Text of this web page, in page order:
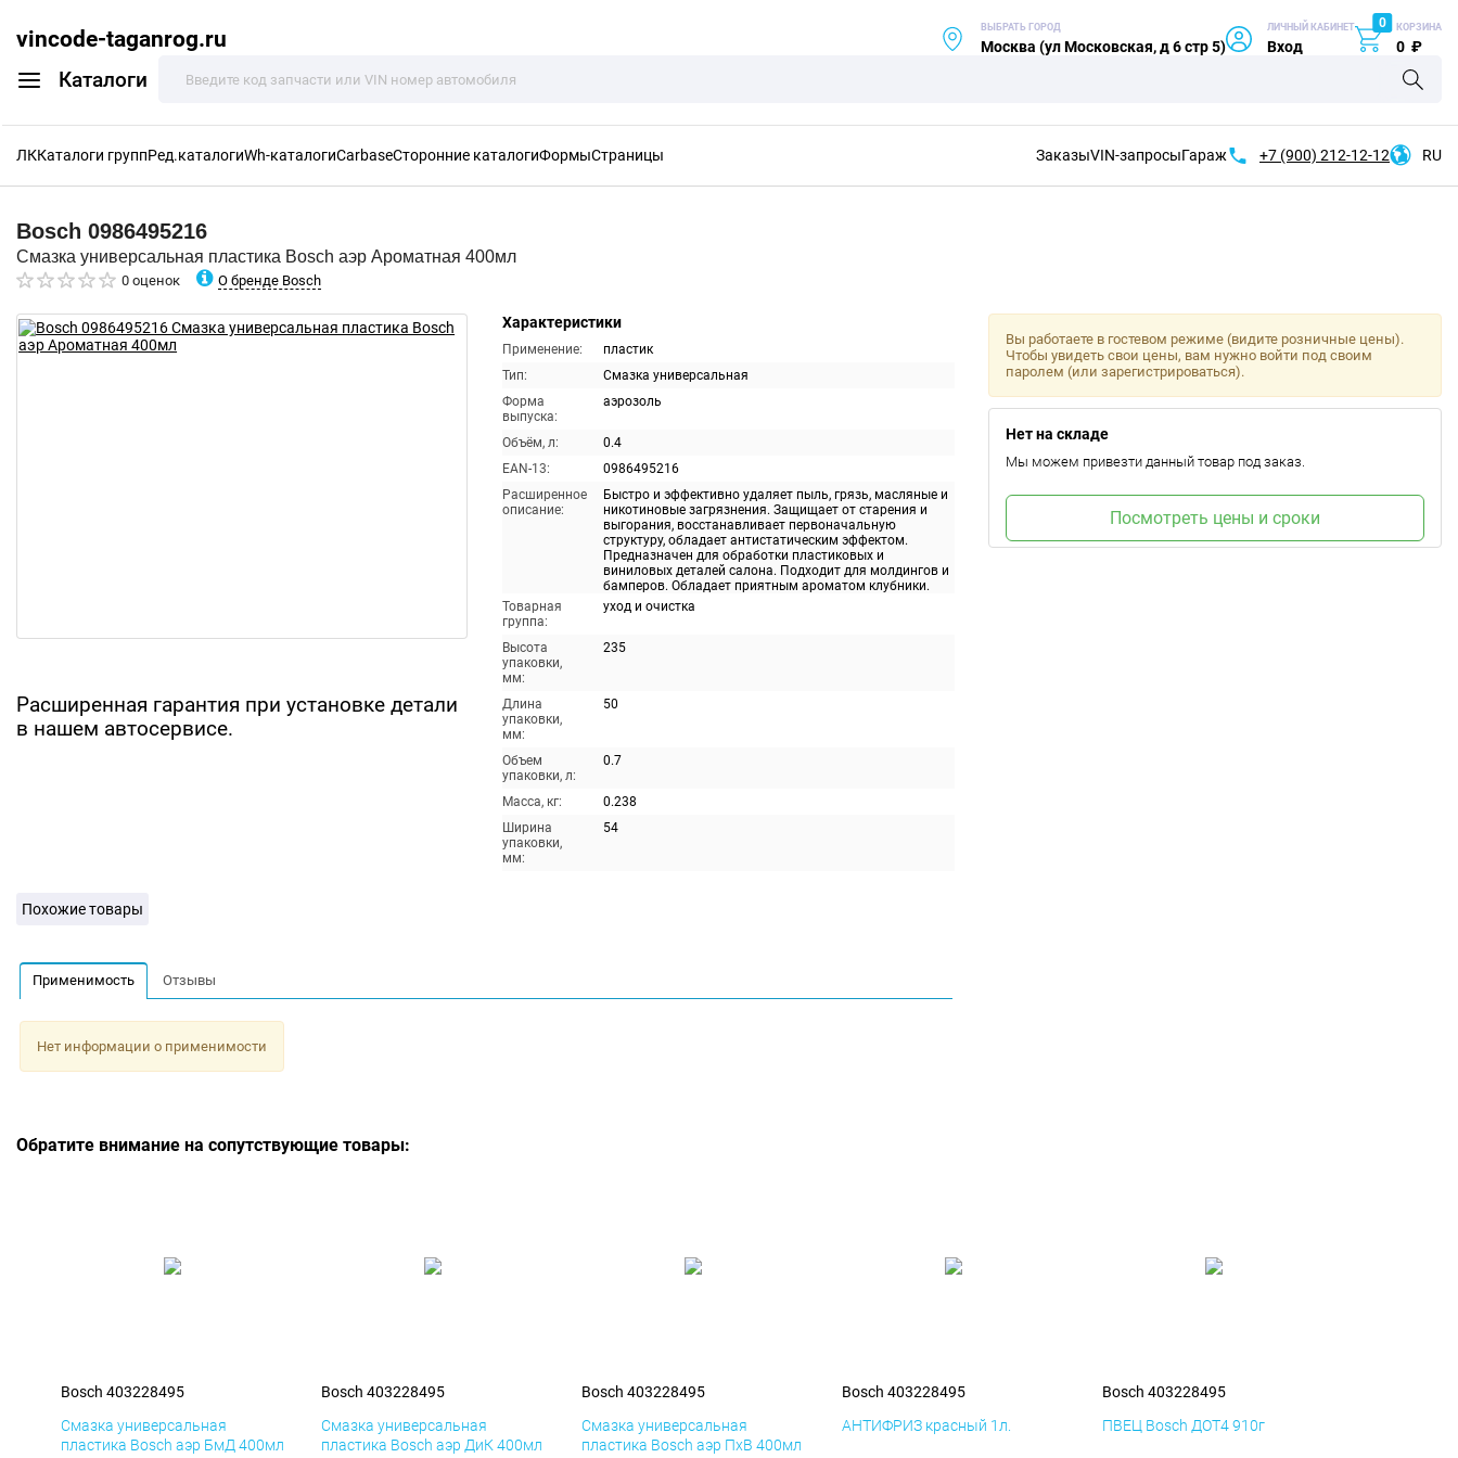
vincode-taganrog.ru
Каталоги
ВЫБРАТЬ ГОРОД
Москва (ул Московская, д 6 стр 5)
ЛИЧНЫЙ КАБИНЕТ
Вход
0 КОРЗИНА
0 ₽
ЛККаталоги группРед.каталогиWh-каталогиCarbaseСторонние каталогиФормыСтраницы ЗаказыVIN-запросыГараж +7 (900) 212-12-12 RU
Bosch 0986495216
Смазка универсальная пластика Bosch аэр Ароматная 400мл
0 оценок О бренде Bosch
Расширенная гарантия при установке детали
в нашем автосервисе.
Характеристики
Применение:
пластик
Тип:
Смазка универсальная
Форма
выпуска:
аэрозоль
Объём, л:
0.4
EAN-13:
0986495216
Расширенное
описание:
Быстро и эффективно удаляет пыль, грязь, масляные и
никотиновые загрязнения. Защищает от старения и
выгорания, восстанавливает первоначальную
структуру, обладает антистатическим эффектом.
Предназначен для обработки пластиковых и
виниловых деталей салона. Подходит для молдингов и
бамперов. Обладает приятным ароматом клубники.
Товарная
группа:
уход и очистка
Высота
упаковки,
мм:
235
Длина
упаковки,
мм:
50
Объем
упаковки, л:
0.7
Масса, кг:
0.238
Ширина
упаковки,
мм:
54
Вы работаете в гостевом режиме (видите розничные цены).
Чтобы увидеть свои цены, вам нужно войти под своим
паролем (или зарегистрироваться).
Нет на складе
Мы можем привезти данный товар под заказ.
Посмотреть цены и сроки
Похожие товары
Применимость Отзывы
Нет информации о применимости
Обратите внимание на сопутствующие товары:
Bosch 403228495
Смазка универсальная
пластика Bosch аэр БмД 400мл
Bosch 403228495
Смазка универсальная
пластика Bosch аэр ДиК 400мл
Bosch 403228495
Смазка универсальная
пластика Bosch аэр ПхВ 400мл
Bosch 403228495
АНТИФРИЗ красный 1л.
Bosch 403228495
ПВЕЦ Bosch ДОТ4 910г